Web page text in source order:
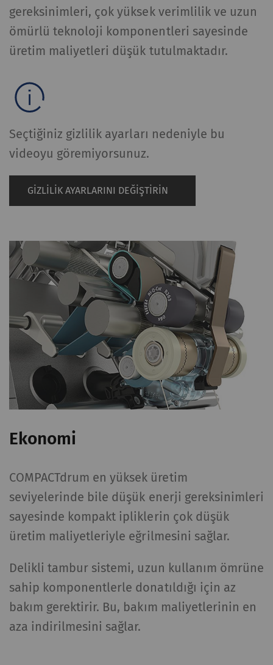
gereksinimleri, çok yüksek verimlilik ve uzun
ömürlü teknoloji komponentleri sayesinde
üretim maliyetleri düşük tutulmaktadır.
Seçtiğiniz gizlilik ayarları nedeniyle bu
videoyu göremiyorsunuz.
GIZLILIK AYARLARINI DEĞIŞTIRIN
Ekonomi
COMPACTdrum en yüksek üretim
seviyelerinde bile düşük enerji gereksinimleri
sayesinde kompakt ipliklerin çok düşük
üretim maliyetleriyle eğrilmesini sağlar.
Delikli tambur sistemi, uzun kullanım ömrüne
sahip komponentlerle donatıldığı için az
bakım gerektirir. Bu, bakım maliyetlerinin en
aza indirilmesini sağlar.